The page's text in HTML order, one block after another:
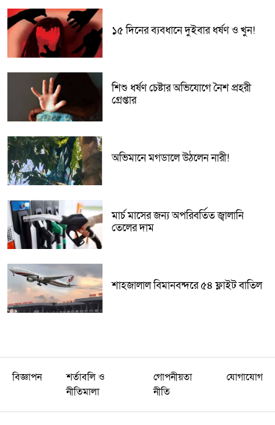
১৫ দিনের ব্যবধানে দুইবার ধর্ষণ ও খুন!
শিশু ধর্ষণ চেষ্টার অভিযোগে নৈশ প্রহরী
গ্রেপ্তার
অভিমানে মগডালে উঠলেন নারী!
মার্চ মাসের জন্য অপরিবর্তিত জ্বালানি
তেলের দাম
শাহজালাল বিমানবন্দরে ৫৪ ফ্লাইট বাতিল
বিজ্ঞাপন
শর্তাবলি ও
নীতিমালা
গোপনীয়তা
নীতি
যোগাযোগ